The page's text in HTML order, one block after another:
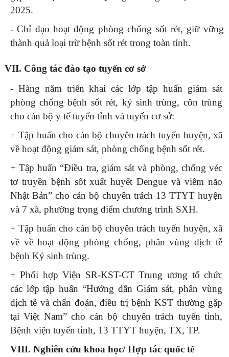
2025.
- Chỉ đạo hoạt động phòng chống sốt rét, giữ vững
thành quả loại trừ bệnh sốt rét trong toàn tỉnh.
VII. Công tác đào tạo tuyến cơ sở
- Hàng năm triển khai các lớp tập huấn giám sát
phòng chống bệnh sốt rét, ký sinh trùng, côn trùng
cho cán bộ y tế tuyến tỉnh và tuyến cơ sở:
+ Tập huấn cho cán bộ chuyên trách tuyến huyện, xã
về hoạt động giám sát, phòng chống bệnh sốt rét.
+ Tập huấn “Điều tra, giám sát và phòng, chống véc
tơ truyền bệnh sốt xuất huyết Dengue và viêm não
Nhật Bản” cho cán bộ chuyên trách 13 TTYT huyện
và 7 xã, phường trọng điểm chương trình SXH.
+ Tập huấn cho cán bộ chuyên trách tuyến huyện, xã
về về hoạt động phòng chống, phân vùng dịch tễ
bệnh Ký sinh trùng.
+ Phối hợp Viện SR-KST-CT Trung ương tổ chức
các lớp tập huấn “Hướng dẫn Giám sát, phân vùng
dịch tễ và chẩn đoán, điều trị bệnh KST thường gặp
tại Việt Nam” cho cán bộ chuyên trách tuyến tỉnh,
Bệnh viện tuyến tỉnh, 13 TTYT huyện, TX, TP.
VIII. Nghiên cứu khoa học/ Hợp tác quốc tế